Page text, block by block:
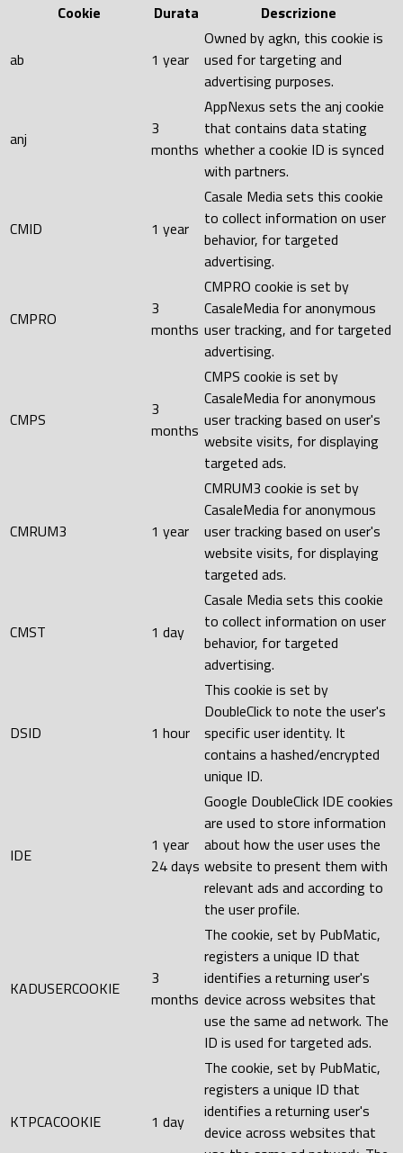
Cookie
Durata Descrizione
ab 1 year
Owned by agkn, this cookie is
used for targeting and
advertising purposes.
anj
3
months
AppNexus sets the anj cookie
that contains data stating
whether a cookie ID is synced
with partners.
CMID 1 year
Casale Media sets this cookie
to collect information on user
behavior, for targeted
advertising.
CMPRO
3
months
CMPRO cookie is set by
CasaleMedia for anonymous
user tracking, and for targeted
advertising.
CMPS
3
months
CMPS cookie is set by
CasaleMedia for anonymous
user tracking based on user's
website visits, for displaying
targeted ads.
CMRUM3 1 year
CMRUM3 cookie is set by
CasaleMedia for anonymous
user tracking based on user's
website visits, for displaying
targeted ads.
CMST 1 day
Casale Media sets this cookie
to collect information on user
behavior, for targeted
advertising.
DSID 1 hour
This cookie is set by
DoubleClick to note the user's
specific user identity. It
contains a hashed/encrypted
unique ID.
IDE
1 year
24 days
Google DoubleClick IDE cookies
are used to store information
about how the user uses the
website to present them with
relevant ads and according to
the user profile.
KADUSERCOOKIE
3
months
The cookie, set by PubMatic,
registers a unique ID that
identifies a returning user's
device across websites that
use the same ad network. The
ID is used for targeted ads.
KTPCACOOKIE 1 day
The cookie, set by PubMatic,
registers a unique ID that
identifies a returning user's
device across websites that